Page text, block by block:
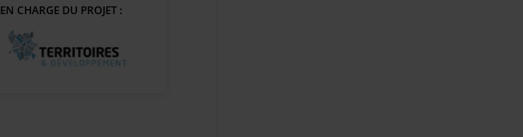
EN CHARGE DU PROJET :